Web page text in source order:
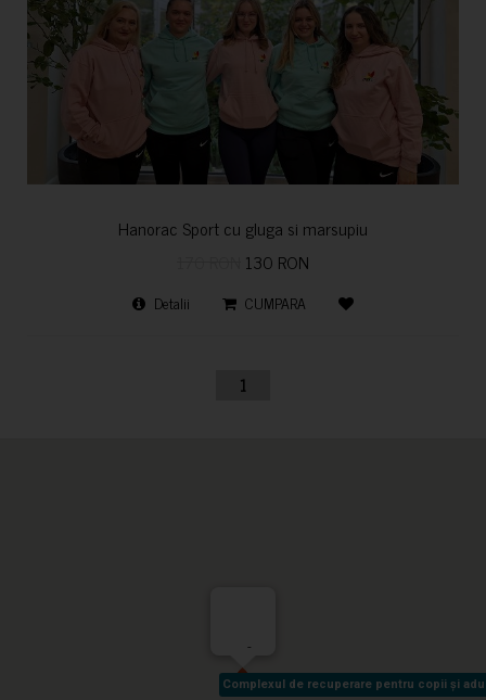
Hanorac Sport cu gluga si marsupiu
130 RON
Detalii CUMPARA
1
Complexul de recuperare pentru copii și
Complexul de recuperare pentru copii și
-